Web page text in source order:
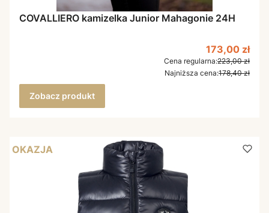
COVALLIERO kamizelka Junior Mahagonie 24H
Cena
173,00 zł
Cena regularna:223,00 zł
Najniższa cena:178,40 zł
Zobacz produkt
OKAZJA